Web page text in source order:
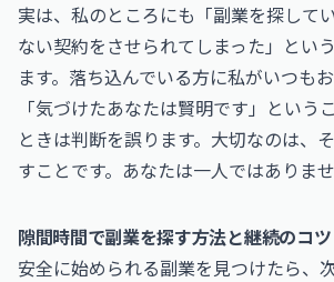
実は、私のところにも「副業を探して
ない契約をさせられてしまった」とい
ます。落ち込んでいる方に私がいつも
「気づけたあなたは賢明です」という
ときは判断を誤ります。大切なのは、
すことです。あなたは一人ではありませ
隙間時間で副業を探す方法と継続のコツ
安全に始められる副業を見つけたら、